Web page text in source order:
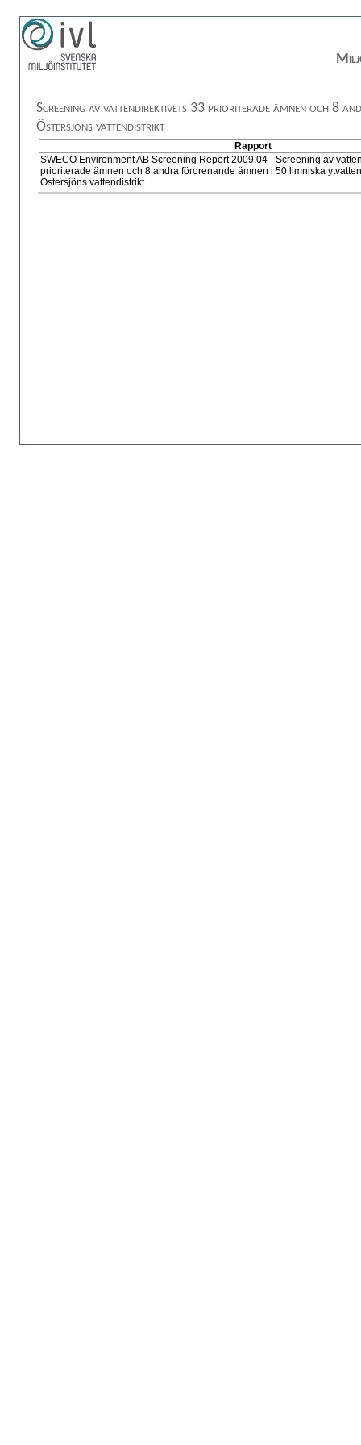
Screening av vattendirektivets 33 prioriterade ämnen och 8
Östersjöns vattendistrikt
Rapport
SWECO Environment AB Screening Report 2009:04 - Screening av
prioriterade ämnen och 8 andra förorenande ämnen i 50 limniska
Östersjöns vattendistrikt